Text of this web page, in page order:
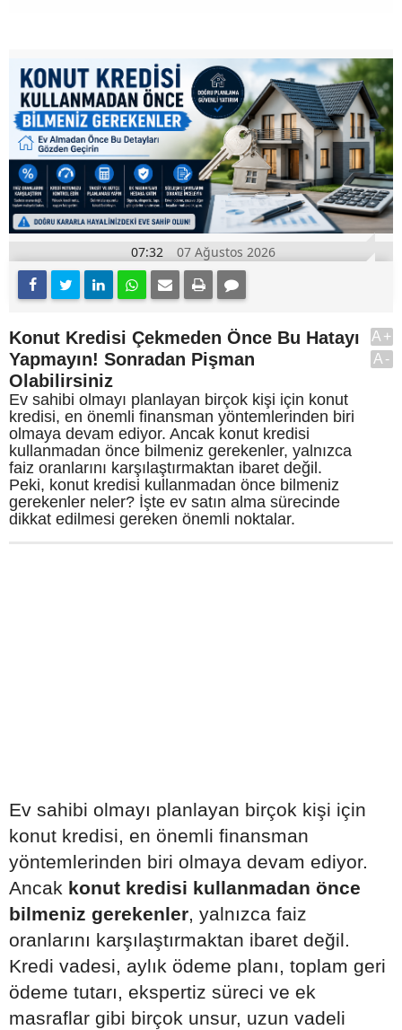
07:32 07 Ağustos 2026
Konut Kredisi Çekmeden Önce Bu Hatayı
Yapmayın! Sonradan Pişman
Olabilirsiniz
Ev sahibi olmayı planlayan birçok kişi için konut
kredisi, en önemli finansman yöntemlerinden biri
olmaya devam ediyor. Ancak konut kredisi
kullanmadan önce bilmeniz gerekenler, yalnızca
faiz oranlarını karşılaştırmaktan ibaret değil.
Peki, konut kredisi kullanmadan önce bilmeniz
gerekenler neler? İşte ev satın alma sürecinde
dikkat edilmesi gereken önemli noktalar.
A+
A-
Ev sahibi olmayı planlayan birçok kişi için
konut kredisi, en önemli finansman
yöntemlerinden biri olmaya devam ediyor.
Ancak konut kredisi kullanmadan önce
bilmeniz gerekenler, yalnızca faiz
oranlarını karşılaştırmaktan ibaret değil.
Kredi vadesi, aylık ödeme planı, toplam geri
ödeme tutarı, ekspertiz süreci ve ek
masraflar gibi birçok unsur, uzun vadeli